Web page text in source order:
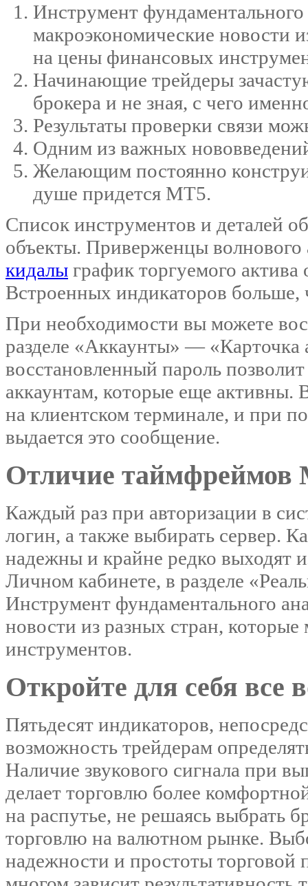
Инструмент
макроэкономические новости
на цены финансовых
Начинающие трейдеры
брокера и не зная, с чего
Результаты проверки связи
Одним из важных
Желающим постоянно
душе придется МТ5.
Список инструментов и деталей
объекты. Приверженцы волнового
кидалы график торгуемого
Встроенных индикаторов больше,
При необходимости вы можете
разделе «Аккаунты» — «Карточка
восстановленный пароль
аккаунтам, которые еще активны.
на клиентском терминале, и при
выдается это сообщение.
Отличие
Каждый раз при авторизации в
логин, а также выбирать сервер.
надежны и крайне редко выходят
Личном кабинете, в разделе
Инструмент фундаментального
новости из разных стран,
инструментов.
Откройте для себя все
Пятьдесят индикаторов,
возможность трейдерам
Наличие звукового сигнала при
делает торговлю более
на распутье, не решаясь выбрать
торговлю на валютном рынке.
надежности и простоты торговой